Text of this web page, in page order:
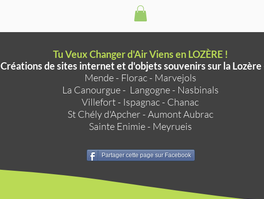
Tu Veux Changer d'Air Viens en LOZÈRE !
Créations de sites internet et d'objets souvenirs sur la Lozère
Mende- Florac- Marvejols
La Canourgue- Langogne- Nasbinals
Villefort - Ispagnac - Chanac
St Chély d'Apcher- Aumont Aubrac
Sainte Enimie- Meyrueis
Partager cette page sur Facebook